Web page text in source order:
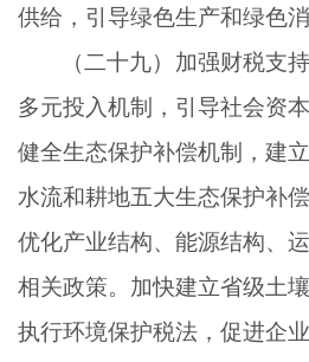
供给，引导绿色生产和绿色消
（二十九）加强财税支
多元投入机制，引导社会资
健全生态保护补偿机制，建
水流和耕地五大生态保护补
优化产业结构、能源结构、
相关政策。加快建立省级土
执行环境保护税法，促进企